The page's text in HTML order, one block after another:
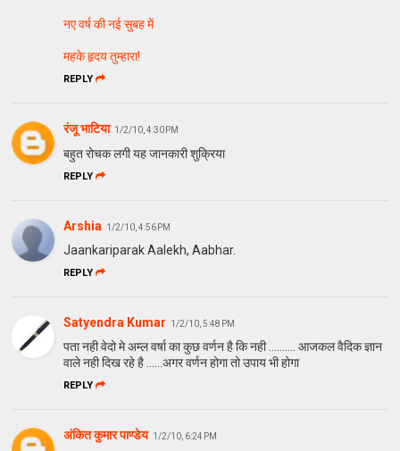
नए वर्ष की नई सुबह में
महके हृदय तुम्हारा!
REPLY
रंजू भाटिया 1/2/10, 4:30 PM
बहुत रोचक लगी यह जानकारी शुक्रिया
REPLY
Arshia 1/2/10, 4:56 PM
Jaankariparak Aalekh, Aabhar.
REPLY
Satyendra Kumar 1/2/10, 5:48 PM
पता नही वेदो मे अम्ल वर्षा का कुछ वर्णन है कि नही .......... आजकल वैदिक ज्ञान
वाले नही दिख रहे है ......अगर वर्णन होगा तो उपाय भी होगा
REPLY
अंकित कुमार पाण्डेय 1/2/10, 6:24 PM